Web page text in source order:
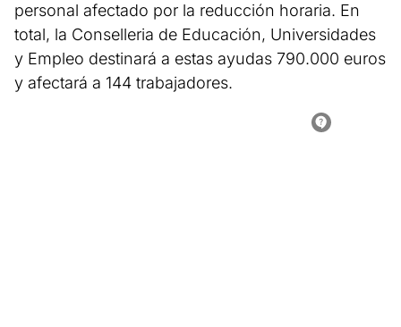
personal afectado por la reducción horaria. En
total, la Conselleria de Educación, Universidades
y Empleo destinará a estas ayudas 790.000 euros
y afectará a 144 trabajadores.